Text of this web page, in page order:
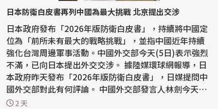
日本防衛白皮書再列中國為最大挑戰 北京提出交涉
日本政府發布「2026年版防衛白皮書」，持續將中國定
位為「前所未有最大的戰略挑戰」，並指中國近年持續
強化台灣周邊軍事活動。中國外交部今天(5日)表示強烈
不滿，已向日本提出外交交涉。 據陸媒環球網報導，日
本政府昨天發布「2026年版防衛白皮書」，日媒提問中
國外交部對此有何評論。 中國外交部發言人林劍今天
表...2 天